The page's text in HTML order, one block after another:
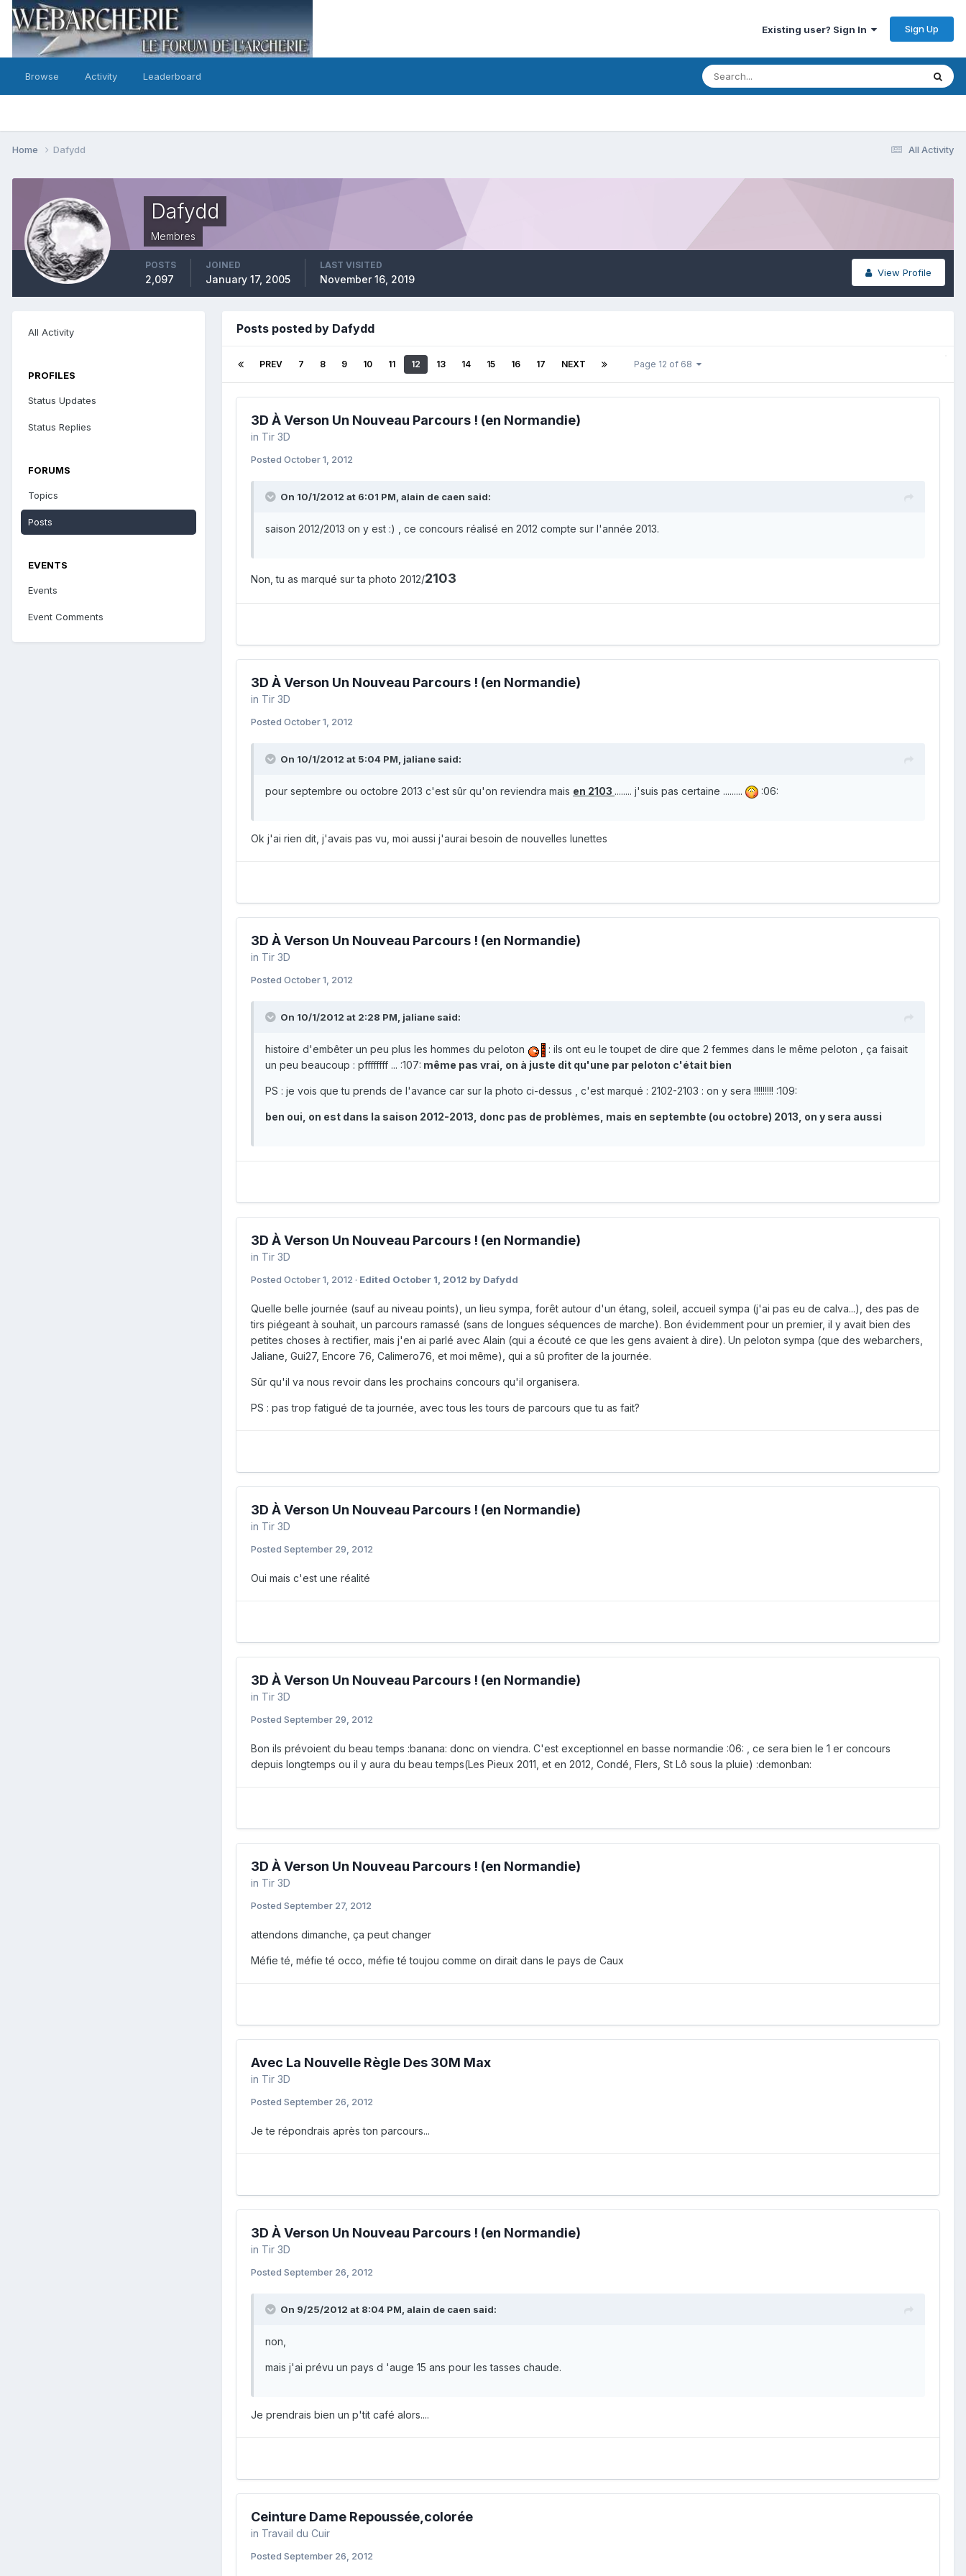
Existing user? Sign In Sign Up
Browse Activity Leaderboard
All Activity
Home Dafydd
Dafydd
Membres
View Profile
POSTS
2,097
JOINED
January 17, 2005
LAST VISITED
November 16, 2019
All Activity
PROFILES
Status Updates
Status Replies
FORUMS
Topics
Posts
EVENTS
Events
Event Comments
Posts posted by Dafydd
PREV 7 8 9 10 11 12 13 14 15 16 17 NEXT Page 12 of 68
3D À Verson Un Nouveau Parcours ! (en Normandie)
in Tir 3D
Posted October 1, 2012
On 10/1/2012 at 6:01 PM, alain de caen said:
saison 2012/2013 on y est :) , ce concours réalisé en 2012 compte sur l'année 2013.
Non, tu as marqué sur ta photo 2012/2103
3D À Verson Un Nouveau Parcours ! (en Normandie)
in Tir 3D
Posted October 1, 2012
On 10/1/2012 at 5:04 PM, jaliane said:
pour septembre ou octobre 2013 c'est sûr qu'on reviendra mais en 2103 ........ j'suis pas certaine ......... :06:
Ok j'ai rien dit, j'avais pas vu, moi aussi j'aurai besoin de nouvelles lunettes
3D À Verson Un Nouveau Parcours ! (en Normandie)
in Tir 3D
Posted October 1, 2012
On 10/1/2012 at 2:28 PM, jaliane said:
histoire d'embêter un peu plus les hommes du peloton
: ils ont eu le toupet de dire que 2 femmes dans le même peloton , ça faisait
un peu beaucoup : pffffffff ... :107: même pas vrai, on à juste dit qu'une par peloton c'était bien
PS : je vois que tu prends de l'avance car sur la photo ci-dessus , c'est marqué : 2102-2103 : on y sera !!!!!!!!! :109:
ben oui, on est dans la saison 2012-2013, donc pas de problèmes, mais en septembte (ou octobre) 2013, on y sera aussi
3D À Verson Un Nouveau Parcours ! (en Normandie)
in Tir 3D
Posted October 1, 2012 · Edited October 1, 2012 by Dafydd
Quelle belle journée (sauf au niveau points), un lieu sympa, forêt autour d'un étang, soleil, accueil sympa (j'ai pas eu de calva...), des pas de
tirs piégeant à souhait, un parcours ramassé (sans de longues séquences de marche). Bon évidemment pour un premier, il y avait bien des
petites choses à rectifier, mais j'en ai parlé avec Alain (qui a écouté ce que les gens avaient à dire). Un peloton sympa (que des webarchers,
Jaliane, Gui27, Encore 76, Calimero76, et moi même), qui a sû profiter de la journée.
Sûr qu'il va nous revoir dans les prochains concours qu'il organisera.
PS : pas trop fatigué de ta journée, avec tous les tours de parcours que tu as fait?
3D À Verson Un Nouveau Parcours ! (en Normandie)
in Tir 3D
Posted September 29, 2012
Oui mais c'est une réalité
3D À Verson Un Nouveau Parcours ! (en Normandie)
in Tir 3D
Posted September 29, 2012
Bon ils prévoient du beau temps :banana: donc on viendra. C'est exceptionnel en basse normandie :06: , ce sera bien le 1 er concours
depuis longtemps ou il y aura du beau temps(Les Pieux 2011, et en 2012, Condé, Flers, St Lô sous la pluie) :demonban:
3D À Verson Un Nouveau Parcours ! (en Normandie)
in Tir 3D
Posted September 27, 2012
attendons dimanche, ça peut changer
Méfie té, méfie té occo, méfie té toujou comme on dirait dans le pays de Caux
Avec La Nouvelle Règle Des 30M Max
in Tir 3D
Posted September 26, 2012
Je te répondrais après ton parcours...
3D À Verson Un Nouveau Parcours ! (en Normandie)
in Tir 3D
Posted September 26, 2012
On 9/25/2012 at 8:04 PM, alain de caen said:
non,
mais j'ai prévu un pays d 'auge 15 ans pour les tasses chaude.
Je prendrais bien un p'tit café alors....
Ceinture Dame Repoussée,colorée
in Travail du Cuir
Posted September 26, 2012